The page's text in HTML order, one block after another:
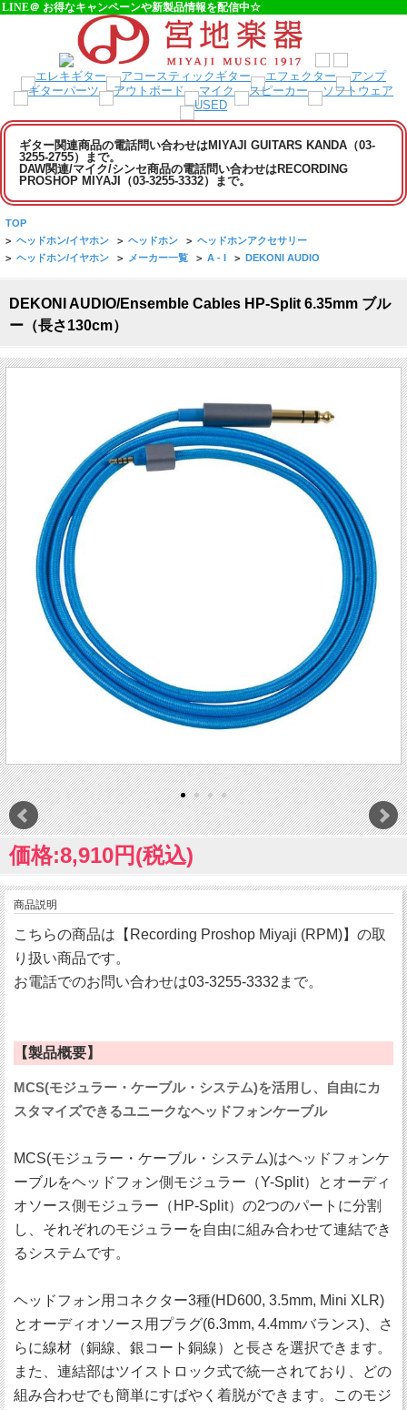
LINE＠ お得なキャンペーンや新製品情報を配信中☆
ギター関連商品の電話問い合わせはMIYAJI GUITARS KANDA（03-
3255-2755）まで。
DAW関連/マイク/シンセ商品の電話問い合わせはRECORDING
PROSHOP MIYAJI（03-3255-3332）まで。
TOP
> ヘッドホン/イヤホン > ヘッドホン > ヘッドホンアクセサリー
> ヘッドホン/イヤホン > メーカー一覧 > A - I > DEKONI AUDIO
DEKONI AUDIO/Ensemble Cables HP-Split 6.35mm ブル
ー（長さ130cm）
価格:8,910円(税込)
商品説明
こちらの商品は【Recording Proshop Miyaji (RPM)】の取
り扱い商品です。
お電話でのお問い合わせは03-3255-3332まで。
【製品概要】
MCS(モジュラー・ケーブル・システム)を活用し、自由にカ
スタマイズできるユニークなヘッドフォンケーブル
MCS(モジュラー・ケーブル・システム)はヘッドフォンケ
ーブルをヘッドフォン側モジュラー（Y-Split）とオーディ
オソース側モジュラー（HP-Split）の2つのパートに分割
し、それぞれのモジュラーを自由に組み合わせて連結でき
るシステムです。
ヘッドフォン用コネクター3種(HD600, 3.5mm, Mini XLR)
とオーディオソース用プラグ(6.3mm, 4.4mmバランス)、さ
らに線材（銅線、銀コート銅線）と長さを選択できます。
また、連結部はツイストロック式で統一されており、どの
組み合わせでも簡単にすばやく着脱ができます。このモジ